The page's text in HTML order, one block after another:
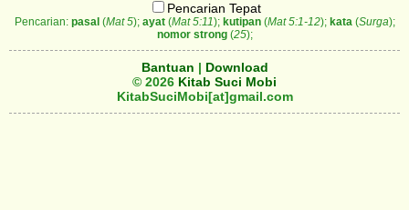
Pencarian Tepat
Pencarian: pasal (Mat 5); ayat(Mat 5:11); kutipan(Mat 5:1-12); kata(Surga);
nomor strong(25);
Bantuan | Download
© 2026 Kitab Suci Mobi
KitabSuciMobi[at]gmail.com